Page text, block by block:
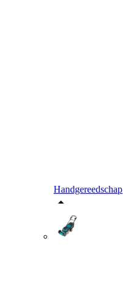
Handgereedschap